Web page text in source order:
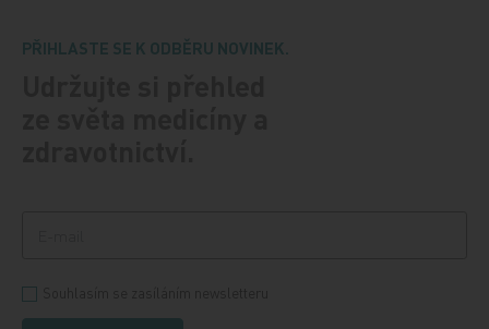
PŘIHLASTE SE K ODBĚRU NOVINEK.